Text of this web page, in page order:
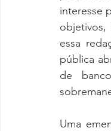
interesse
essa
pública
de
Uma